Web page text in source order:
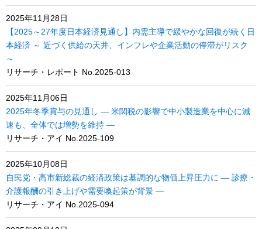
2025年11月28日
【2025～27年度日本経済見通し】内需主導で緩やかな回復が続く日
本経済 ～ 近づく供給の天井、インフレや企業活動の停滞がリスク
～
リサーチ・レポート No.2025-013
2025年11月06日
2025年冬季賞与の見通し ― 米関税の影響で中小製造業を中心に減
速も、全体では増勢を維持 ―
リサーチ・アイ No.2025-109
2025年10月08日
自民党・高市新総裁の経済政策は基調的な物価上昇圧力に ― 診療・
介護報酬の引き上げや需要喚起策が背景 ―
リサーチ・アイ No.2025-094